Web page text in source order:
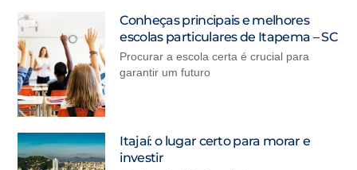
Conheças principais e melhores
escolas particulares de Itapema – SC
Procurar a escola certa é crucial para
garantir um futuro
Itajaí: o lugar certo para morar e
investir